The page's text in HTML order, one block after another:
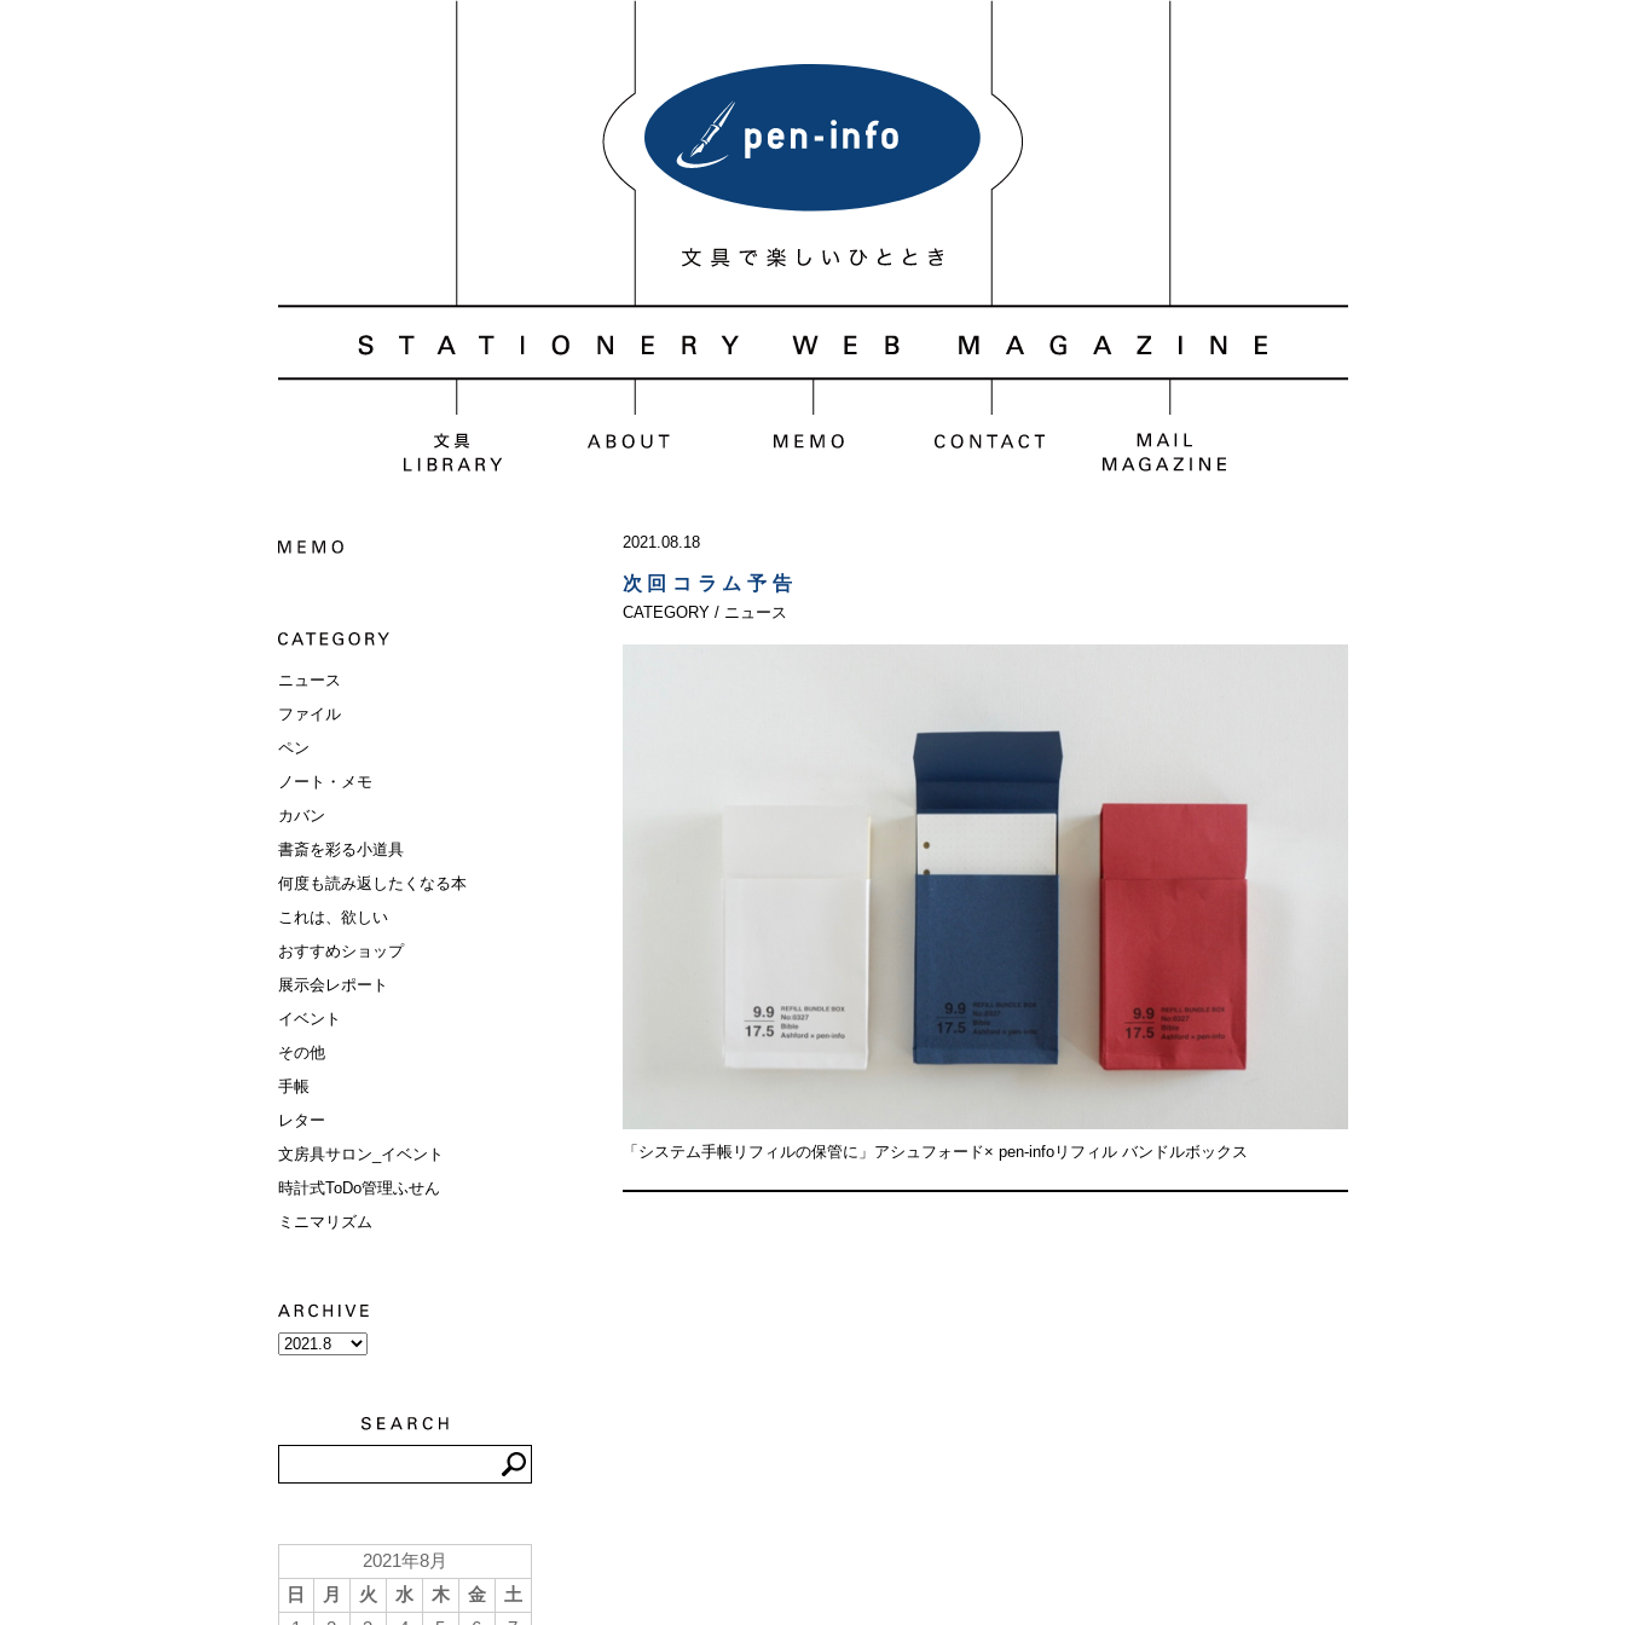
2021.08.18
次回コラム予告
CATEGORY / ニュース
「システム手帳リフィルの保管に」アシュフォード× pen-infoリフィル バンドルボックス
ニュース
ファイル
ペン
ノート・メモ
カバン
書斎を彩る小道具
何度も読み返したくなる本
これは、欲しい
おすすめショップ
展示会レポート
イベント
その他
手帳
レター
文房具サロン_イベント
時計式ToDo管理ふせん
ミニマリズム
2021年8月
日
月 火 水 木 金
土